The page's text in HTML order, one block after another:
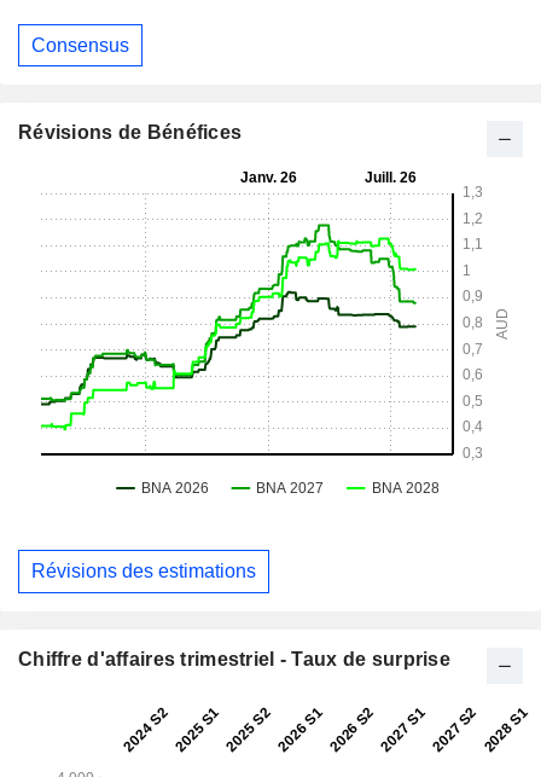
Consensus
Révisions de Bénéfices
Révisions des estimations
Chiffre d'affaires trimestriel - Taux de surprise